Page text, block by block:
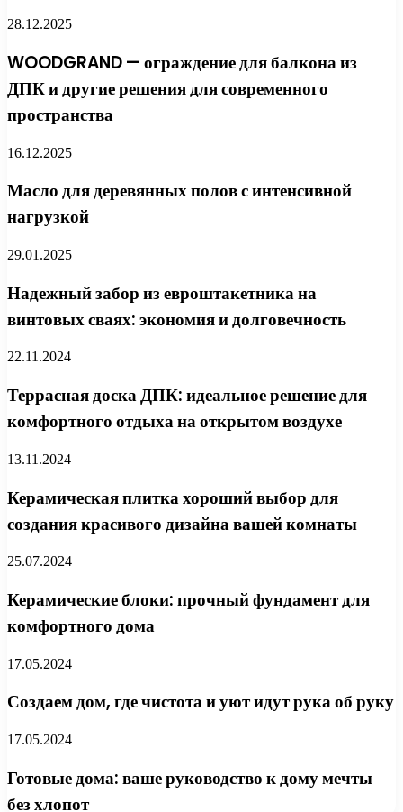
28.12.2025
WOODGRAND — ограждение для балкона из
ДПК и другие решения для современного
пространства
16.12.2025
Масло для деревянных полов с интенсивной
нагрузкой
29.01.2025
Надежный забор из евроштакетника на
винтовых сваях: экономия и долговечность
22.11.2024
Террасная доска ДПК: идеальное решение для
комфортного отдыха на открытом воздухе
13.11.2024
Керамическая плитка хороший выбор для
создания красивого дизайна вашей комнаты
25.07.2024
Керамические блоки: прочный фундамент для
комфортного дома
17.05.2024
Создаем дом, где чистота и уют идут рука об руку
17.05.2024
Готовые дома: ваше руководство к дому мечты
без хлопот